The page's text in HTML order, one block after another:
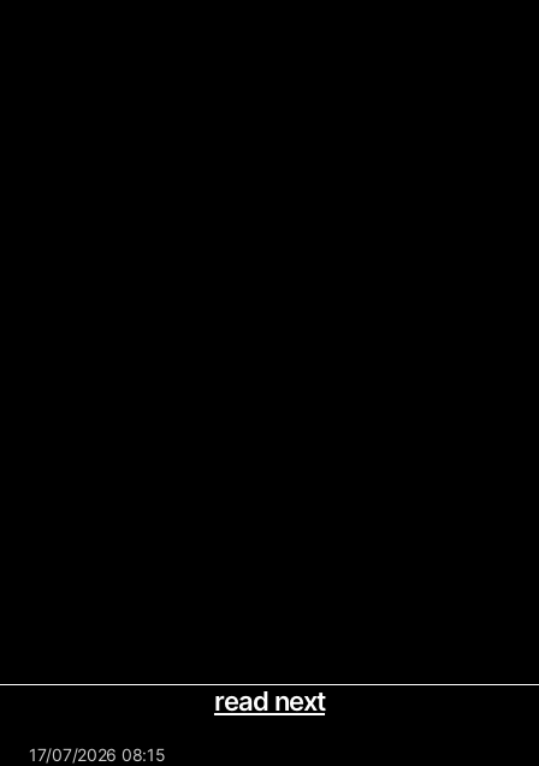
read next
17/07/2026 08:15